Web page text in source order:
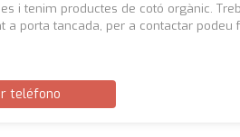
i tenim productes de cotó orgànic.
a porta tancada, per a contactar podeu
teléfono